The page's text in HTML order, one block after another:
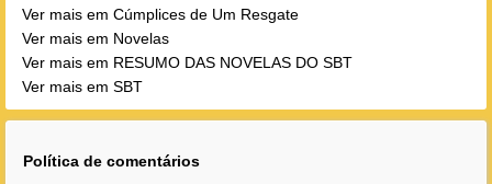
Ver mais em Cúmplices de Um Resgate
Ver mais em Novelas
Ver mais em RESUMO DAS NOVELAS DO SBT
Ver mais em SBT
Política de comentários